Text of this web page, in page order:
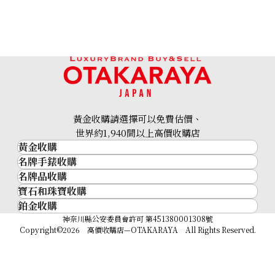
黃金收購請選擇可以免費估價、
世界約1,940間以上高價收購店
黃金收購
黃金･金條
金條
金幣及銀幣
過去十年黃金價格
金飾
名牌手錶收購
名牌手錶收購
勞力士 (Rolex)
Patek Philippe
Audemars Piguet
名牌品收購
名牌品收購
HERMES
LOUIS VUITTON
CHANEL
寶石和珠寶收購
寶石和珠寶
祖母綠
鉑金收購
神奈川縣公安委員會許可 第451380001308號
Copyright©2026 高價收購店—OTAKARAYA All Rights Reserved.